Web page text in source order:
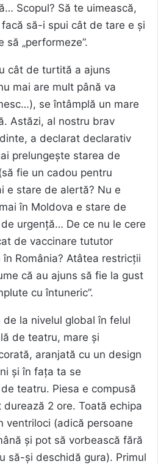
Scopul? Să te uimească,
să-i spui cât de tare e și
„performeze”.
cât de turtită a ajuns
mai are mult până va
se întâmplă un mare
Astăzi, al nostru brav
a declarat declarativ
prelungește starea de
fie un cadou pentru
e stare de alertă? Nu e
în Moldova e stare de
urgență… De ce nu le cere
de vaccinare tututor
România? Atâtea restricții
că au ajuns să fie la gust
cu întuneric”.
la nivelul global în felul
de teatru, mare și
aranjată cu un design
și în fața ta se
teatru. Piesa e compusă
2 ore. Toată echipa
ventriloci (adică persoane
și pot să vorbească fără
să-și deschidă gura). Primul